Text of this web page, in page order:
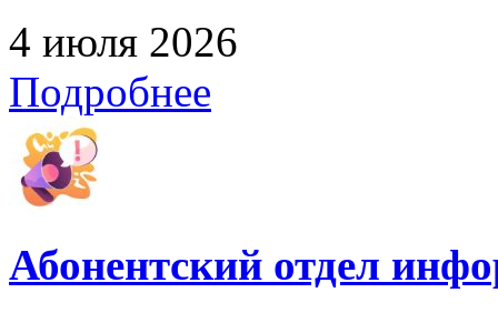
4 июля 2026
Подробнее
Абонентский отдел